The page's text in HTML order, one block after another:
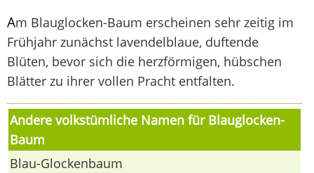
Am Blauglocken-Baum erscheinen sehr zeitig im
Frühjahr zunächst lavendelblaue, duftende
Blüten, bevor sich die herzförmigen, hübschen
Blätter zu ihrer vollen Pracht entfalten.
Andere volkstümliche Namen für Blauglocken-
Baum
Blau-Glockenbaum